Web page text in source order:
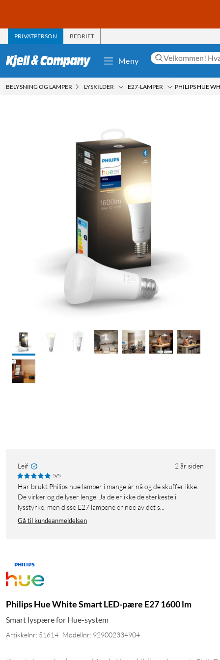
PRIVATPERSON BEDRIFT
Meny
BELYSNING OG LAMPER LYSKILDER E27-LAMPER PHILIPS HUE
Leif 2 år siden
5/5
Har brukt Philips hue lamper i mange år nå og de skuffer ikke.
De virker og de lyser lenge. Ja de er ikke de sterkeste i
lysstyrke, men disse E27 lampene er noe av det s...
Gå til kundeanmeldelsen
Philips Hue White Smart LED-pære E27 1600 lm
Smart lyspære for Hue-system
Artikkelnr: 51614 Modellnr: 929002334904